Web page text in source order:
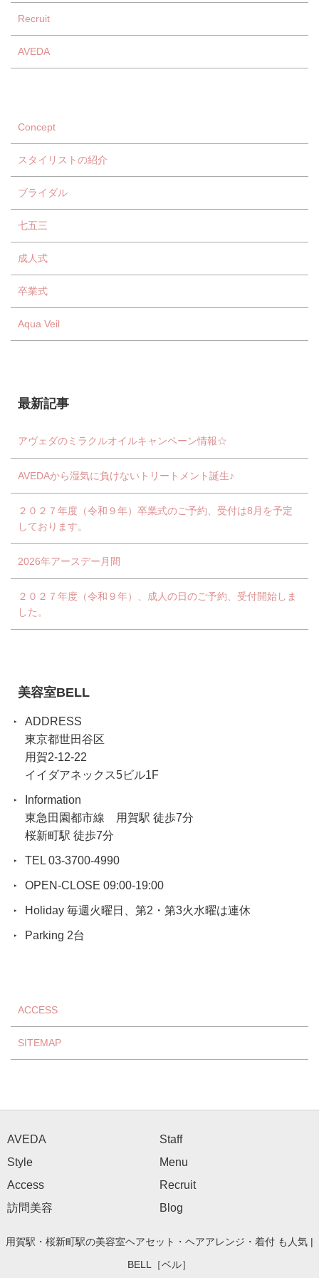
Recruit
AVEDA
Concept
スタイリストの紹介
ブライダル
七五三
成人式
卒業式
Aqua Veil
最新記事
アヴェダのミラクルオイルキャンペーン情報☆
AVEDAから湿気に負けないトリートメント誕生♪
２０２７年度（令和９年）卒業式のご予約、受付は8月を予定
しております。
2026年アースデー月間
２０２７年度（令和９年）、成人の日のご予約、受付開始しま
した。
美容室BELL
ADDRESS
東京都世田谷区
用賀2-12-22
イイダアネックス5ビル1F
Information
東急田園都市線 用賀駅 徒歩7分
桜新町駅 徒歩7分
TEL 03-3700-4990
OPEN-CLOSE 09:00-19:00
Holiday 毎週火曜日、第2・第3火水曜は連休
Parking 2台
ACCESS
SITEMAP
AVEDA
Staff
Style
Menu
Access
Recruit
訪問美容
Blog
用賀駅・桜新町駅の美容室ヘアセット・ヘアアレンジ・着付 も人気 |
BELL［ベル］